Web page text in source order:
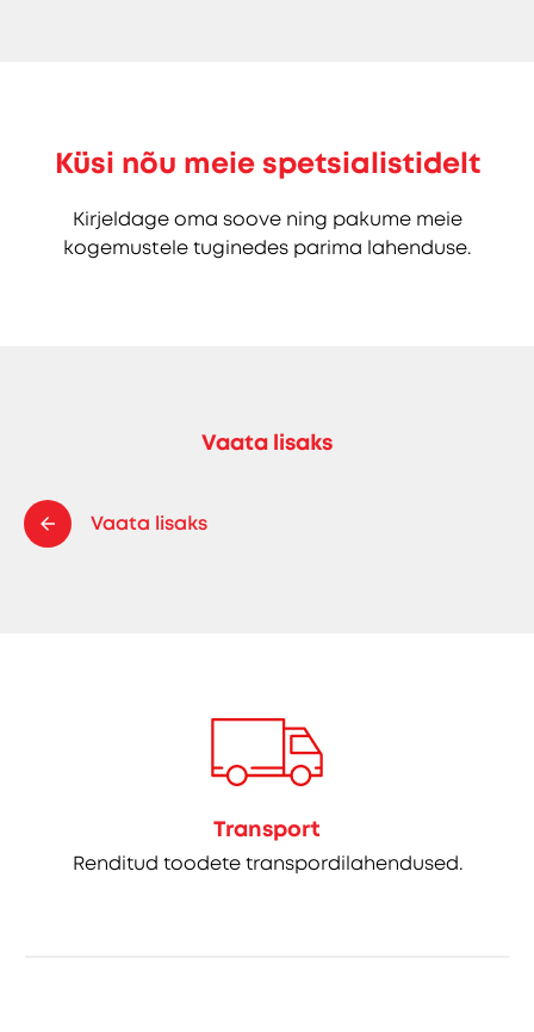
Küsi nõu meie spetsialistidelt
Kirjeldage oma soove ning pakume meie
kogemustele tuginedes parima lahenduse.
Vaata lisaks
Vaata lisaks
Transport
Renditud toodete transpordilahendused.